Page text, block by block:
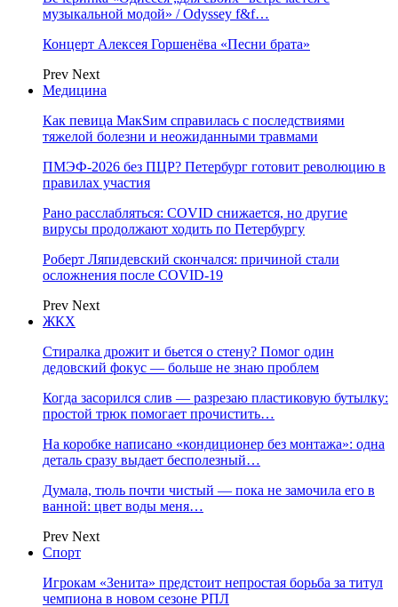
музыкальной модой» / Odyssey f&f…
Концерт Алексея Горшенёва «Песни брата»
Prev Next
Медицина
Как певица МакSим справилась с последствиями
тяжелой болезни и неожиданными травмами
ПМЭФ-2026 без ПЦР? Петербург готовит революцию в
правилах участия
Рано расслабляться: COVID снижается, но другие
вирусы продолжают ходить по Петербургу
Роберт Ляпидевский скончался: причиной стали
осложнения после COVID-19
Prev Next
ЖКХ
Стиралка дрожит и бьется о стену? Помог один
дедовский фокус — больше не знаю проблем
Когда засорился слив — разрезаю пластиковую бутылку:
простой трюк помогает прочистить…
На коробке написано «кондиционер без монтажа»: одна
деталь сразу выдает бесполезный…
Думала, тюль почти чистый — пока не замочила его в
ванной: цвет воды меня…
Prev Next
Спорт
Игрокам «Зенита» предстоит непростая борьба за титул
чемпиона в новом сезоне РПЛ